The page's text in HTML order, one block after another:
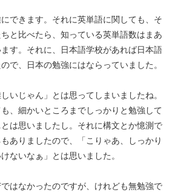
できます。それに英単語に関しても、そ
と比べたら、知っている英単語数はまあ
す。それに、日本語学校があれば日本語
で、日本の勉強にはならっていました。
いじゃん」とは思ってしまいましたね。
、細かいところまでしっかりと勉強して
は思いましたし。それに構文とか憶測で
ありましたので、「こりゃあ、しっかり
ないなぁ」とは思いました。
はなかったのですが、けれども無勉強で